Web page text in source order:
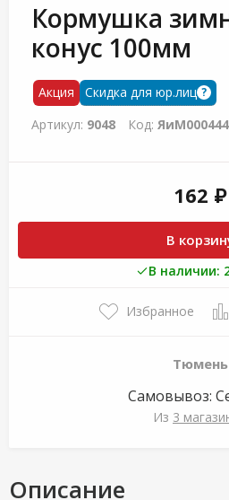
Кормушка
конус 100мм
Акция Скидка для юр.лиц ?
Артикул: 9048 Код:
162 ₽
В
В наличии:
Избранное
Тюмень
Самовывоз:
Из 3
Описание